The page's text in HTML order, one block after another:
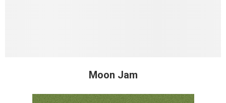
Moon Jam